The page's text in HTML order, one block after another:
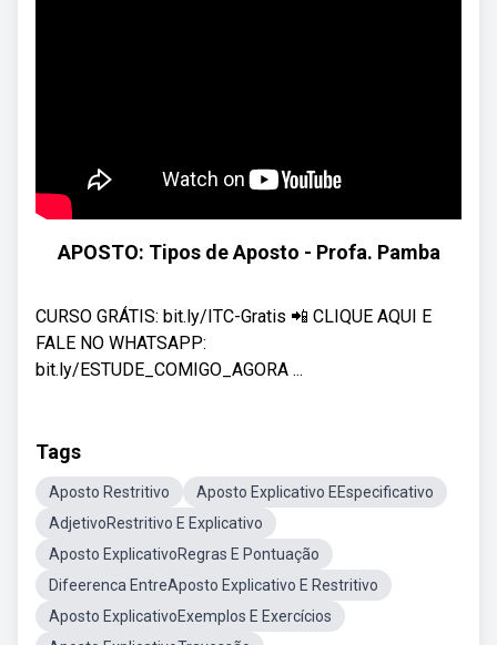
APOSTO: Tipos de Aposto - Profa. Pamba
CURSO GRÁTIS: bit.ly/ITC-Gratis 📲 CLIQUE AQUI E
FALE NO WHATSAPP:
bit.ly/ESTUDE_COMIGO_AGORA ...
Tags
Aposto Restritivo
Aposto Explicativo EEspecificativo
AdjetivoRestritivo E Explicativo
Aposto ExplicativoRegras E Pontuação
Difeerenca EntreAposto Explicativo E Restritivo
Aposto ExplicativoExemplos E Exercícios